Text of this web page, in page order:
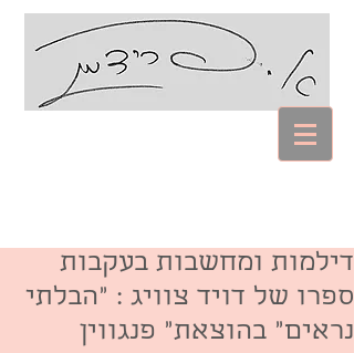
דילמות ומחשבות בעקבות
ספרו של דויד צוויג : "הבלתי
נראים" בהוצאת" פנגווין